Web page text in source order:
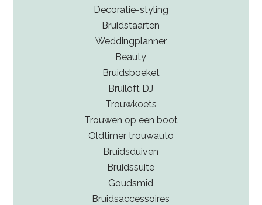
Decoratie-styling
Bruidstaarten
Weddingplanner
Beauty
Bruidsboeket
Bruiloft DJ
Trouwkoets
Trouwen op een boot
Oldtimer trouwauto
Bruidsduiven
Bruidssuite
Goudsmid
Bruidsaccessoires